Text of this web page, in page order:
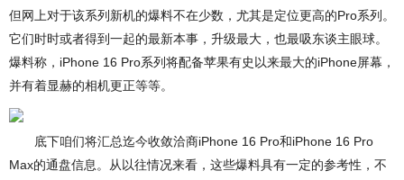
但网上对于该系列新机的爆料不在少数，尤其是定位更高的Pro系列。
它们时时或者得到一起的最新本事，升级最大，也最吸东谈主眼球。
爆料称，iPhone 16 Pro系列将配备苹果有史以来最大的iPhone屏幕，
并有着显赫的相机更正等等。
底下咱们将汇总迄今收敛洽商iPhone 16 Pro和iPhone 16 Pro
Max的通盘信息。从以往情况来看，这些爆料具有一定的参考性，不